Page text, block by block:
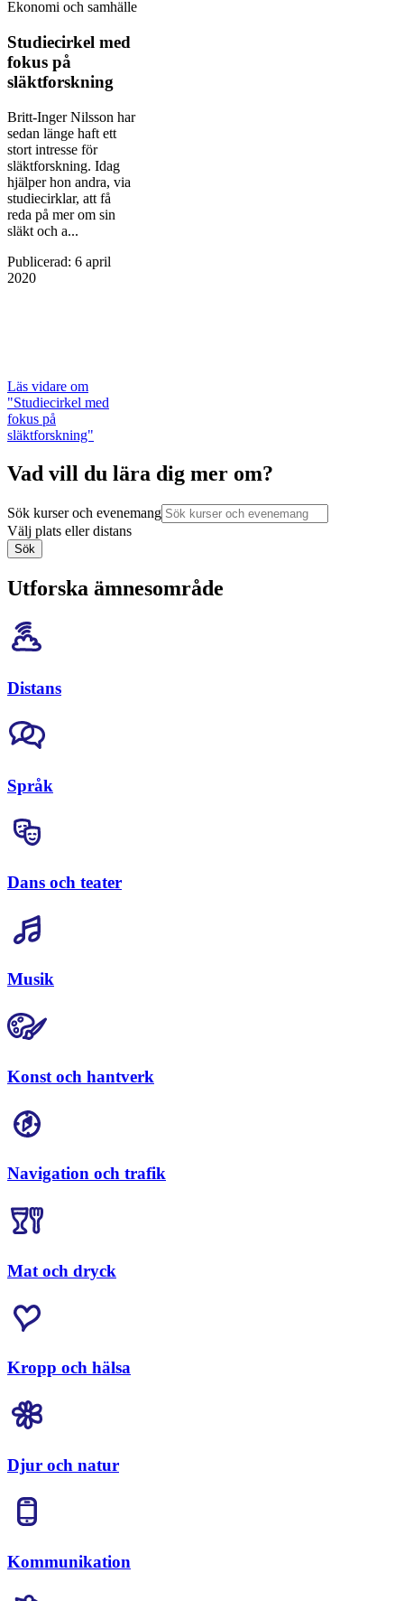
Ekonomi och samhälle
Studiecirkel med
fokus på
släktforskning
Britt-Inger Nilsson har
sedan länge haft ett
stort intresse för
släktforskning. Idag
hjälper hon andra, via
studiecirklar, att få
reda på mer om sin
släkt och a...
Publicerad: 6 april
2020
Läs vidare om
"Studiecirkel med
fokus på
släktforskning"
Vad vill du lära dig mer om?
Sök kurser och evenemang
Välj plats eller distans
Sök
Utforska ämnesområde
Distans
Språk
Dans och teater
Musik
Konst och hantverk
Navigation och trafik
Mat och dryck
Kropp och hälsa
Djur och natur
Kommunikation